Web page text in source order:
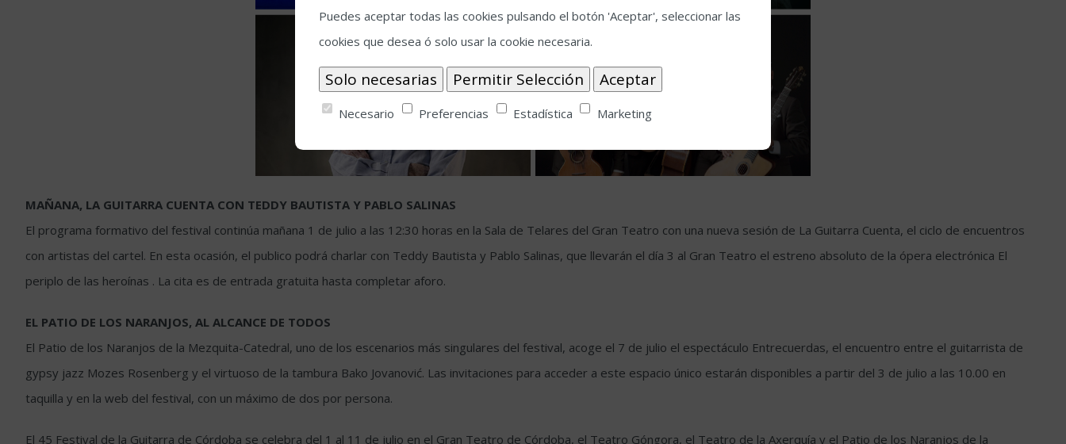
MAÑANA, LA GUITARRA CUENTA CON TEDDY BAUTISTA Y PABLO SALINAS
El programa formativo del festival continúa mañana 1 de julio a las 12:30 horas en la Sala de Telares del Gran Teatro con una nueva sesión de La Guitarra Cuenta, el ciclo de encuentros
con artistas del cartel. En esta ocasión, el publico podrá charlar con Teddy Bautista y Pablo Salinas, que llevarán el día 3 al Gran Teatro el estreno absoluto de la ópera electrónica El
periplo de las heroínas . La cita es de entrada gratuita hasta completar aforo.
EL PATIO DE LOS NARANJOS, AL ALCANCE DE TODOS
El Patio de los Naranjos de la Mezquita-Catedral, uno de los escenarios más singulares del festival, acoge el 7 de julio el espectáculo Entrecuerdas, el encuentro entre el guitarrista de
gypsy jazz Mozes Rosenberg y el virtuoso de la tambura Bako Jovanović. Las invitaciones para acceder a este espacio único estarán disponibles a partir del 3 de julio a las 10.00 en
taquilla y en la web del festival, con un máximo de dos por persona.
El 45 Festival de la Guitarra de Córdoba se celebra del 1 al 11 de julio en el Gran Teatro de Córdoba, el Teatro Góngora, el Teatro de la Axerquía y el Patio de los Naranjos de la
Puedes aceptar todas las cookies pulsando el botón 'Aceptar', seleccionar las
cookies que desea ó solo usar la cookie necesaria.
Necesario Preferencias Estadística Marketing